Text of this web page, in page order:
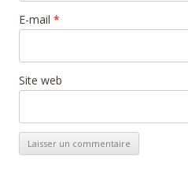
E-mail *
Site web